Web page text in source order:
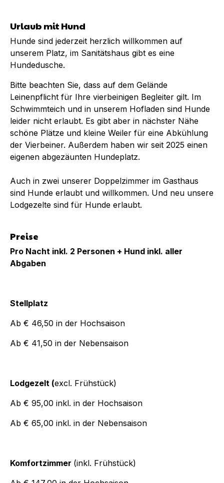
Urlaub mit Hund
Hunde sind jederzeit herzlich willkommen auf
unserem Platz, im Sanitätshaus gibt es eine
Hundedusche.
Bitte beachten Sie, dass auf dem Gelände
Leinenpflicht für Ihre vierbeinigen Begleiter gilt. Im
Schwimmteich und in unserem Hofladen sind Hunde
leider nicht erlaubt. Es gibt aber in nächster Nähe
schöne Plätze und kleine Weiler für eine Abkühlung
der Vierbeiner. Außerdem haben wir seit 2025 einen
eigenen abgezäunten Hundeplatz.
Auch in zwei unserer Doppelzimmer im Gasthaus
sind Hunde erlaubt und willkommen. Und neu unsere
Lodgezelte sind für Hunde erlaubt.
Preise
Pro Nacht inkl. 2 Personen + Hund inkl. aller
Abgaben
Stellplatz
Ab € 46,50 in der Hochsaison
Ab € 41,50 in der Nebensaison
Lodgezelt (excl. Frühstück)
Ab € 95,00 inkl. in der Hochsaison
Ab € 65,00 inkl. in der Nebensaison
Komfortzimmer (inkl. Frühstück)